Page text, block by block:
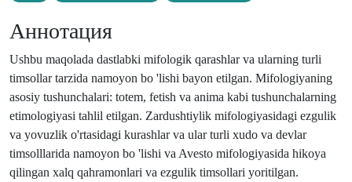
Аннотация
Ushbu maqolada dastlabki mifologik qarashlar va ularning turli
timsollar tarzida namoyon bo 'lishi bayon etilgan. Mifologiyaning
asosiy tushunchalari: totem, fetish va anima kabi tushunchalarning
etimologiyasi tahlil etilgan. Zardushtiylik mifologiyasidagi ezgulik
va yovuzlik o'rtasidagi kurashlar va ular turli xudo va devlar
timsolllarida namoyon bo 'lishi va Avesto mifologiyasida hikoya
qilingan xalq qahramonlari va ezgulik timsollari yoritilgan.